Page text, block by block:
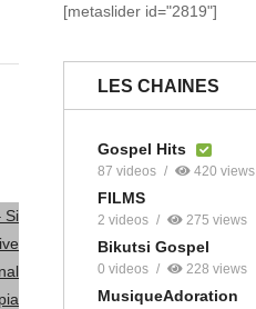
[metaslider id="2819"]
LES CHAINES
Gospel Hits
87 videos 420 views
FILMS
2 videos 275 views
Bikutsi Gospel
0 videos 228 views
MusiqueAdoration